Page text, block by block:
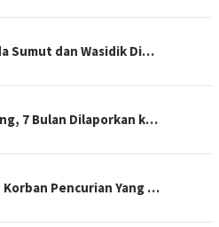
Sumut dan Wasidik Di…
7 Bulan Dilaporkan k…
Korban Pencurian Yang …